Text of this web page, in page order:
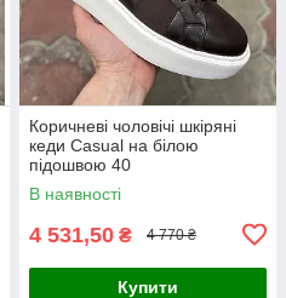
Коричневі чоловічі шкіряні
кеди Casual на білою
підошвою 40
В наявності
4 531,50 ₴ 4 770 ₴
Купити